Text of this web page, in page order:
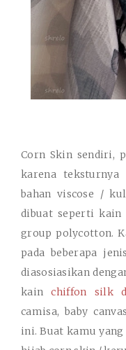
Corn Skin sendiri,
karena teksturnya
bahan viscose /
dibuat seperti
grouppolycotton.
pada beberapa
diasosiasikan
kainchiffon silk
camisa, baby
ini. Buat kamu